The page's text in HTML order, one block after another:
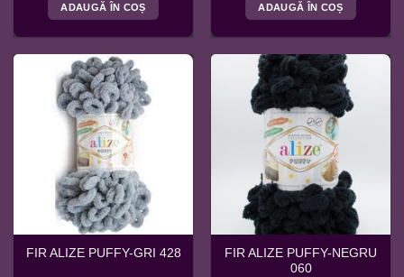
ADAUGĂ ÎN COȘ ADAUGĂ ÎN COȘ
FIR ALIZE PUFFY-GRI 428
FIR ALIZE PUFFY-NEGRU
060